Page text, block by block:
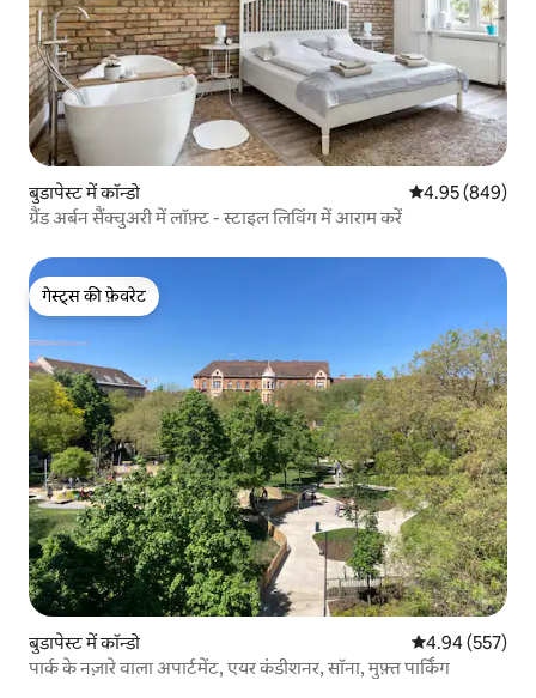
बुडापेस्ट में कॉन्डो औसत रेटिंग 5 में से
4.95 (849)
ग्रैंड अर्बन सैंक्चुअरी में लॉफ़्ट - स्टाइल लिविंग में आराम करें
गेस्ट्स की फ़ेवरेट
गेस्ट्स की फ़ेवरेट
बुडापेस्ट में कॉन्डो औसत रेटिंग 5 में से
4.94 (557)
पार्क के नज़ारे वाला अपार्टमेंट, एयर कंडीशनर, सॉना, मुफ़्त पार्किंग